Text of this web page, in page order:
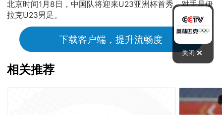
北京时间1月8日，中国队将迎来U23亚洲杯首秀，对手是伊
拉克U23男足。
下载客户端，提升流畅度
相关推荐
关闭